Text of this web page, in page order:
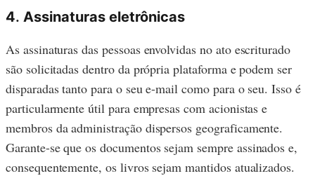
4. Assinaturas eletrônicas
As assinaturas das pessoas envolvidas no ato escriturado
são solicitadas dentro da própria plataforma e podem ser
disparadas tanto para o seu e-mail como para o seu. Isso é
particularmente útil para empresas com acionistas e
membros da administração dispersos geograficamente.
Garante-se que os documentos sejam sempre assinados e,
consequentemente, os livros sejam mantidos atualizados.